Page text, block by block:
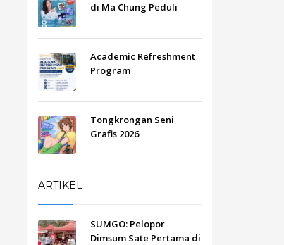
di Ma Chung Peduli
Academic Refreshment
Program
Tongkrongan Seni
Grafis 2026
ARTIKEL
SUMGO: Pelopor
Dimsum Sate Pertama di